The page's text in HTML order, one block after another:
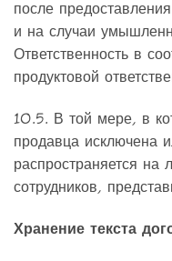
после
и на случаи
Ответственность в
продуктовой
10.5. В той мере, в
продавца исключена
распространяется на
сотрудников,
Хранение текста